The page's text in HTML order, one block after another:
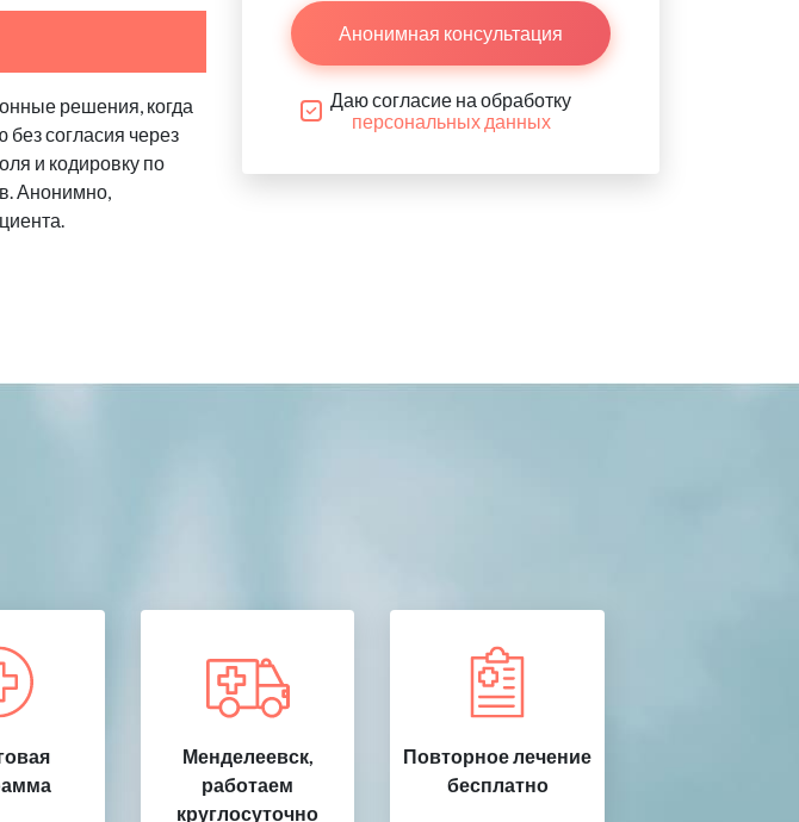
решения, когда
согласия через
и кодировку по
Анонимно,
Анонимная консультация
Даю согласие на обработку
персональных данных
Менделеевск,
работаем
круглосуточно
Повторное лечение
бесплатно